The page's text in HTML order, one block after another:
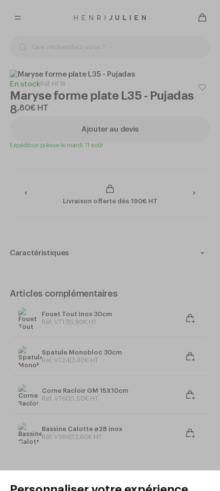
En stockRéf. HF18
Maryse forme plate L35 - Pujadas
8,80€ HT
Ajouter au devis
Expédition prévue le mardi 11 août
Livraison offerte dès 190€ HT
Caractéristiques
Haute température -40°C à +260°C
Longueur : 35 cm
Dimensions de la palette : 11 x 7 cm
Articles complémentaires
Fouet Tout Inox 30cm
Réf. VT17 5 90€ HT
Spatule Monobloc 30cm
Réf. VT24 3 40€ HT
Corne Racloir GM 15X10cm
Réf. VT60 1 50€ HT
Bassine Calotte ø28 inox
Réf. VS66 12 60€ HT